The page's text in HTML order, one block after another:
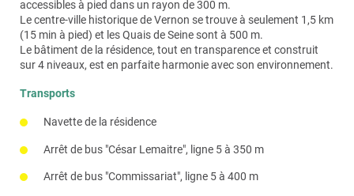
N’hésitez pas à interroger l’équipe sur le planning
d’activité !
Certaines animations peuvent être payantes et
nécessitent une réservation.
50% du montant total des factures et pouvant aller
jusqu’à 12 000 €/an. L’activité de service à la personne
est déclarée auprès de la DREETS.
d’accéder aux informations clés de la résidence,
d’envoyer un message à l’accueil, de retrouver le
programme d’activité et le menu hebdomadaire du
restaurant mais aussi de télécharger des photos
également accessible aux familles.
accessibles à pied dans un rayon de 300 m.
Le centre-ville historique de Vernon se trouve à seulement 1,5 km
(15 min à pied) et les Quais de Seine sont à 500 m.
Le bâtiment de la résidence, tout en transparence et construit
sur 4 niveaux, est en parfaite harmonie avec son environnement.
Transports
Navette de la résidence
Arrêt de bus "César Lemaitre", ligne 5 à 350 m
Arrêt de bus "Commissariat", ligne 5 à 400 m